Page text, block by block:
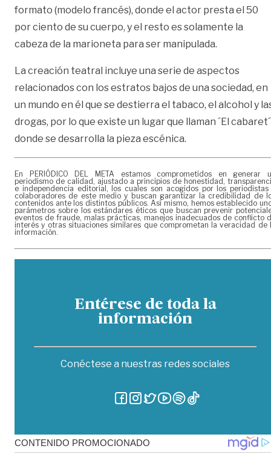
formato (modelo francés), donde el actor presta el 50
por ciento de su cuerpo, y el resto es solamente la
cabeza de la marioneta para ser manipulada.
La creación teatral incluye una serie de aspectos
relacionados con los estratos bajos de una sociedad, en
un mundo en él que se destierra el tabaco, el alcohol y
drogas, por lo que existe un lugar que llaman ´El
donde se desarrolla la pieza escénica.
En PERIÓDICO DEL META estamos comprometidos en generar
periodismo de calidad, ajustado a principios de honestidad,
e independencia editorial, los cuales son acogidos por los periodistas
colaboradores de este medio y buscan garantizar la credibilidad de
contenidos ante los distintos públicos. Así mismo, hemos establecido
parámetros sobre los estándares éticos que buscan prevenir
eventos de fraude, malas prácticas, manejos inadecuados de conflicto
interés y otras situaciones similares que comprometan la veracidad de
información.
Entérese de toda la
información
Conéctese a nuestras redes sociales